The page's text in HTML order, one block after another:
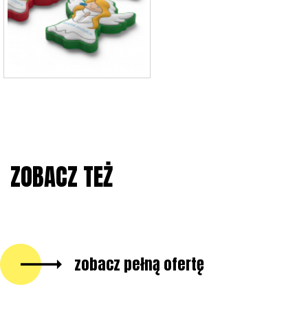
ZOBACZ TEŻ
zobacz pełną ofertę